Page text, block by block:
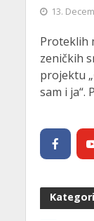
13.
Proteklih
zeničkih
projektu
sam i ja“.